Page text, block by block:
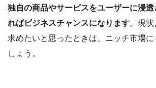
独自の商品やサービスをユーザーに浸
ればビジネスチャンスになります。現
求めたいと思ったときは、ニッチ市場に
しょう。